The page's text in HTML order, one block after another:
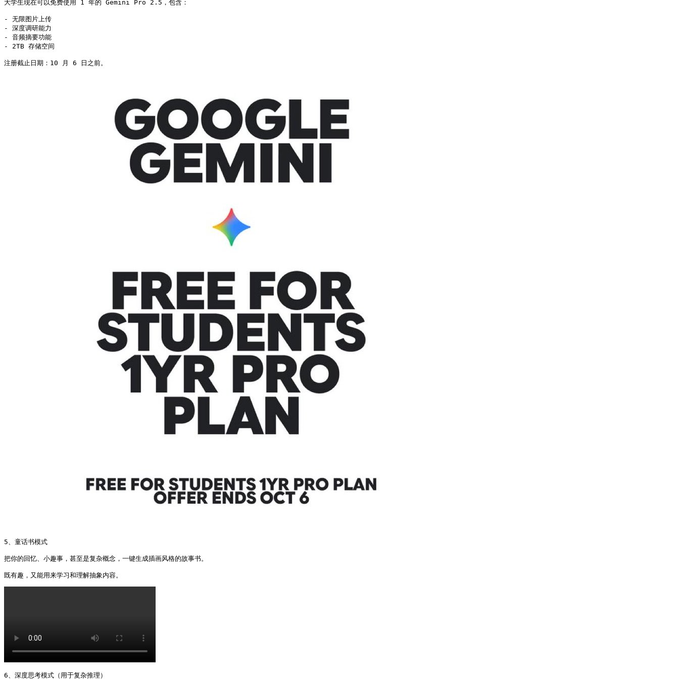
大学生现在可以免费使用 1 年的 Gemini Pro 2.5，包含：
- 无限图片上传
- 深度调研能力
- 音频摘要功能
- 2TB 存储空间
注册截止日期：10 月 6 日之前。
5、童话书模式
把你的回忆、小趣事，甚至是复杂概念，一键生成插画风格的故事书。
既有趣，又能用来学习和理解抽象内容。
6、深度思考模式（用于复杂推理）